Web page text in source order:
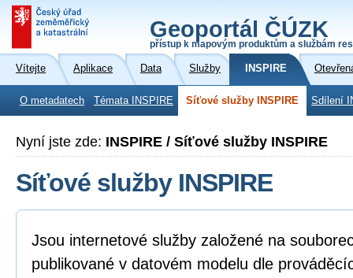
Geoportál ČÚZK
přístup k mapovým produktům a službám
Vítejte Aplikace Data Služby INSPIRE
O metadatech Témata INSPIRE Síťové služby INSPIRE Sdílení
Nyní jste zde: INSPIRE / Síťové služby INSPIRE
Síťové služby INSPIRE
Jsou internetové služby založené na
publikované v datovém modelu dle